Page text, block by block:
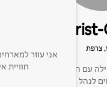
צרפת
חוויית האירוח שלי מתחילה עם הבית שלי ב -2018.
לנהל את הנכס שלהם
אני עוזר
חוויית